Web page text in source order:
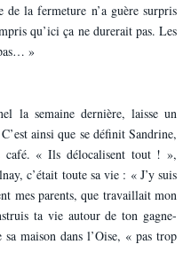
de la fermeture n’a guère surpris
qu’ici ça ne durerait pas. Les
»
la semaine dernière, laisse un
ainsi que se définit Sandrine,
café. « Ils délocalisent tout ! »,
c’était toute sa vie : « J’y suis
mes parents, que travaillait mon
ta vie autour de ton gagne-
maison dans l’Oise, « pas trop